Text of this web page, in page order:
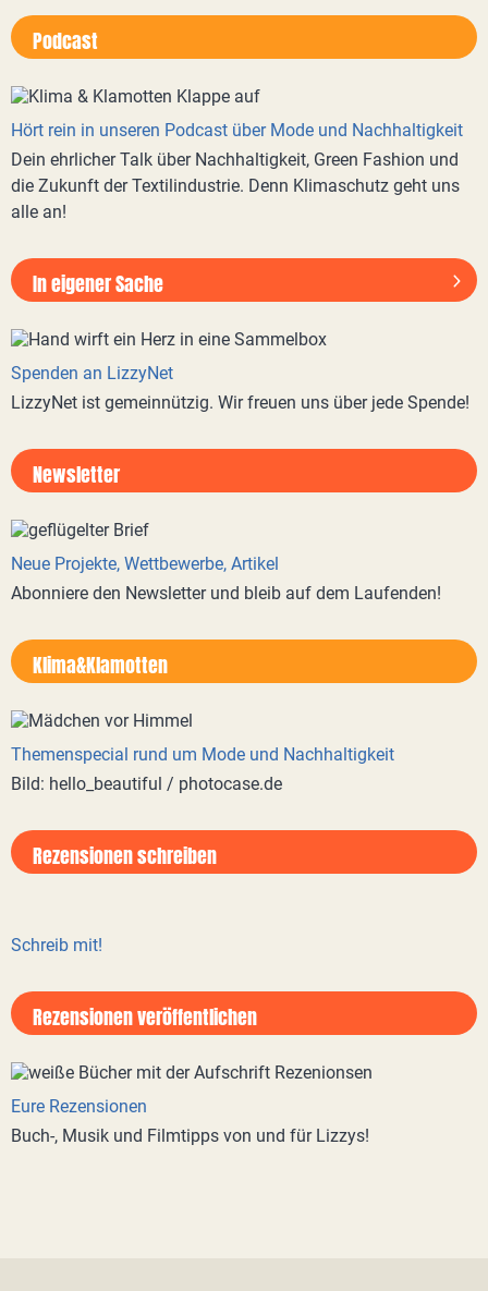
Podcast
Hört rein in unseren Podcast über Mode und Nachhaltigkeit
Dein ehrlicher Talk über Nachhaltigkeit, Green Fashion und
die Zukunft der Textilindustrie. Denn Klimaschutz geht uns
alle an!
In eigener Sache
Spenden an LizzyNet
LizzyNet ist gemeinnützig. Wir freuen uns über jede Spende!
Newsletter
Neue Projekte, Wettbewerbe, Artikel
Abonniere den Newsletter und bleib auf dem Laufenden!
Klima&Klamotten
Themenspecial rund um Mode und Nachhaltigkeit
Bild: hello_beautiful / photocase.de
Rezensionen schreiben
Schreib mit!
Rezensionen veröffentlichen
Eure Rezensionen
Buch-, Musik und Filmtipps von und für Lizzys!